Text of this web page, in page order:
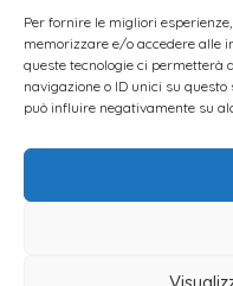
Per fornire le migliori
memorizzare e/o accedere alle
queste tecnologie ci permetterà
navigazione o ID unici su
può influire negativamente su
Privacy Policy|Cookie
Policy|Dichiarazione